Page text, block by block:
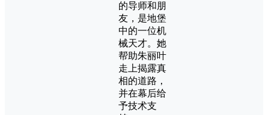
的导师和朋
友，是地堡
中的一位机
械天才。她
帮助朱丽叶
走上揭露真
相的道路，
并在幕后给
予技术支